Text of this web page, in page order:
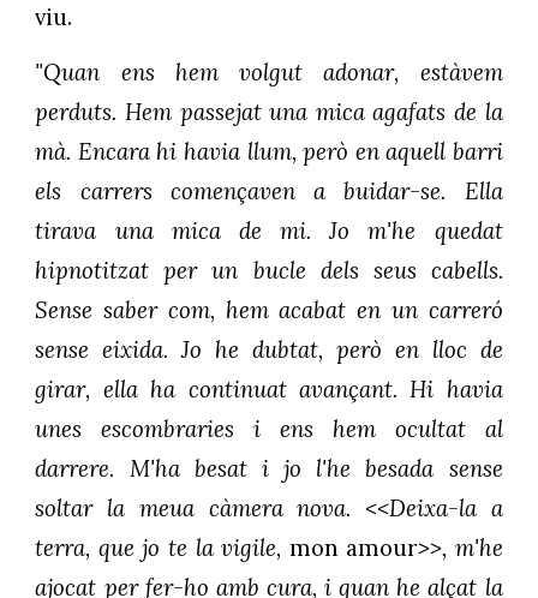
viu.
"Quan ens hem volgut adonar, estàvem
perduts. Hem passejat una mica agafats de la
mà. Encara hi havia llum, però en aquell barri
els carrers començaven a buidar-se. Ella
tirava una mica de mi. Jo m'he quedat
hipnotitzat per un bucle dels seus cabells.
Sense saber com, hem acabat en un carreró
sense eixida. Jo he dubtat, però en lloc de
girar, ella ha continuat avançant. Hi havia
unes escombraries i ens hem ocultat al
darrere. M'ha besat i jo l'he besada sense
soltar la meua càmera nova. <<Deixa-la a
terra, que jo te la vigile, mon amour>>, m'he
ajocat per fer-ho amb cura, i quan he alçat la